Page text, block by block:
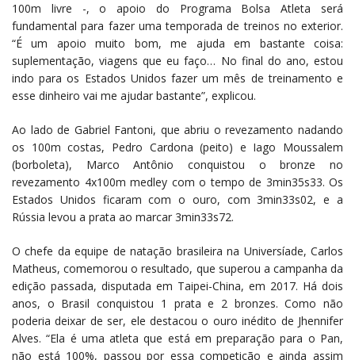
100m livre -, o apoio do Programa Bolsa Atleta será
fundamental para fazer uma temporada de treinos no exterior.
“É um apoio muito bom, me ajuda em bastante coisa:
suplementação, viagens que eu faço… No final do ano, estou
indo para os Estados Unidos fazer um mês de treinamento e
esse dinheiro vai me ajudar bastante”, explicou.
Ao lado de Gabriel Fantoni, que abriu o revezamento nadando
os 100m costas, Pedro Cardona (peito) e Iago Moussalem
(borboleta), Marco Antônio conquistou o bronze no
revezamento 4x100m medley com o tempo de 3min35s33. Os
Estados Unidos ficaram com o ouro, com 3min33s02, e a
Rússia levou a prata ao marcar 3min33s72.
O chefe da equipe de natação brasileira na Universíade, Carlos
Matheus, comemorou o resultado, que superou a campanha da
edição passada, disputada em Taipei-China, em 2017. Há dois
anos, o Brasil conquistou 1 prata e 2 bronzes. Como não
poderia deixar de ser, ele destacou o ouro inédito de Jhennifer
Alves. “Ela é uma atleta que está em preparação para o Pan,
não está 100%, passou por essa competição e ainda assim